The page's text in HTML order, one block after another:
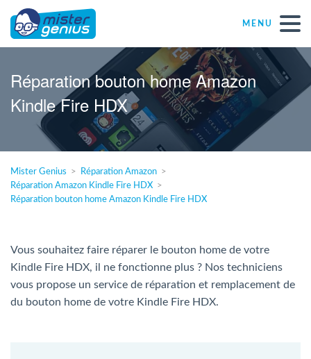
MENU
Réparations – Dépannages
Magasins informatiques toutes marques
Particulier
Indépendant
Réparation bouton home Amazon
Kindle Fire HDX
Mister Genius
Réparation Amazon
Réparation Amazon Kindle Fire HDX
Réparation bouton home Amazon Kindle Fire HDX
Vous souhaitez faire réparer le bouton home de votre
Kindle Fire HDX, il ne fonctionne plus ? Nos techniciens
vous propose un service de réparation et remplacement de
du bouton home de votre Kindle Fire HDX.